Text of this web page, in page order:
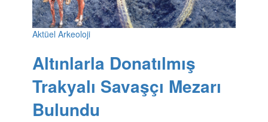
Aktüel Arkeoloji
Altınlarla Donatılmış
Trakyalı Savaşçı Mezarı
Bulundu